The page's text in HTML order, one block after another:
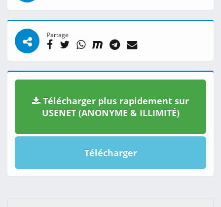
Partage
Télécharger plus rapidement sur
USENET (ANONYME & ILLIMITÉ)
Télécharger